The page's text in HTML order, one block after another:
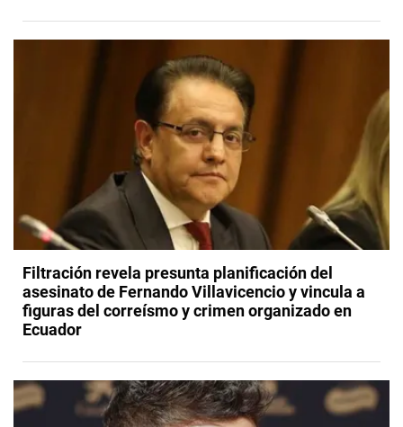
Filtración revela presunta planificación del
asesinato de Fernando Villavicencio y vincula a
figuras del correísmo y crimen organizado en
Ecuador